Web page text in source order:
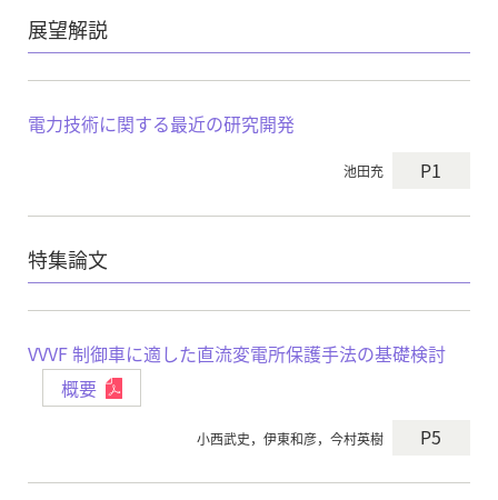
展望解説
電力技術に関する最近の研究開発
池田充 P1
特集論文
VVVF 制御車に適した直流変電所保護手法の基礎検討
概要
小西武史，伊東和彦，今村英樹 P5